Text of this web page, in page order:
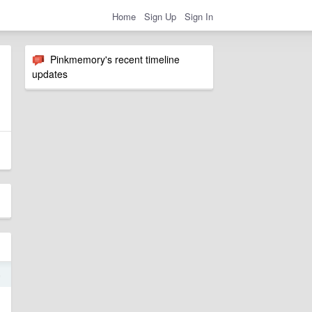
Home Sign Up Sign In
Pinkmemory's recent timeline
updates